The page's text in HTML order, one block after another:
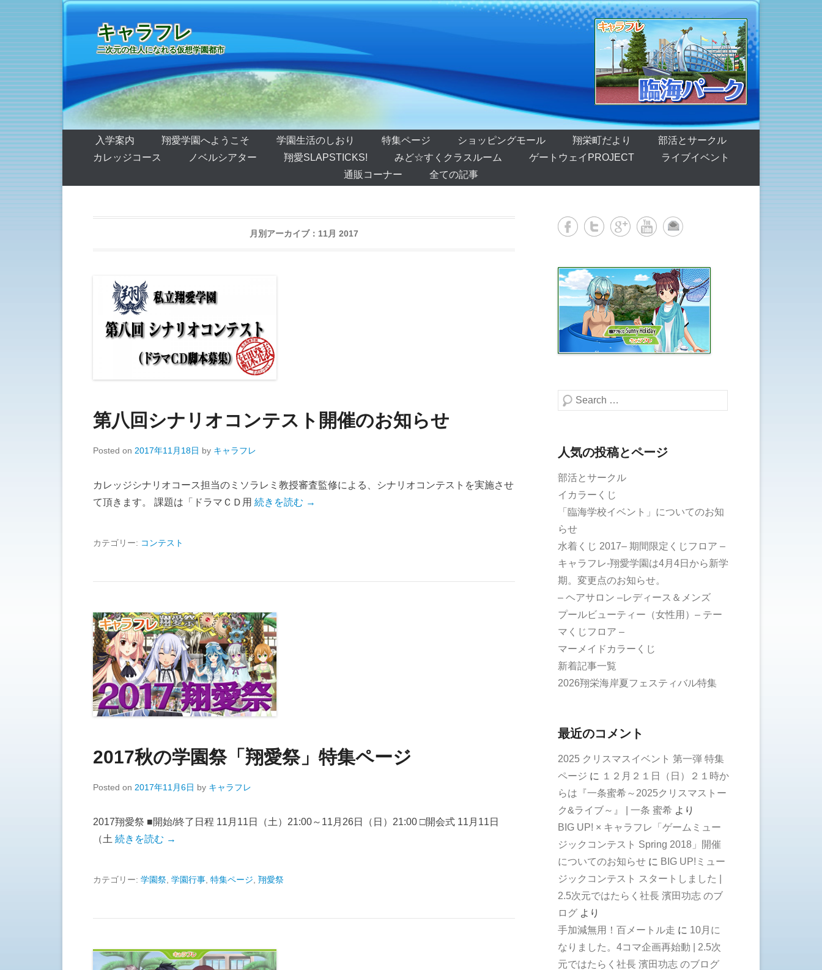
キャラフレ
二次元の住人になれる仮想学園都市
第1メニュー
コンテンツへ移動
入学案内 翔愛学園へようこそ 学園生活のしおり 特集ページ ショッピングモール 翔栄町だより
部活とサークル
カレッジコース
ノベルシアター 翔愛SLAPSTICKS! みど☆すくクラスルーム ゲートウェイPROJECT
ライブイベント
通販コーナー
全ての記事
月別アーカイブ： 11月 2017
第八回シナリオコンテスト開催のお知らせ
Posted on 2017年11月18日 by キャラフレ
カレッジシナリオコース担当のミソラレミ教授審査監修による、シナリオコンテストを実施させ
て頂きます。 課題は「ドラマＣＤ用 続きを読む →
カテゴリー: コンテスト
2017秋の学園祭「翔愛祭」特集ページ
Posted on 2017年11月6日 by キャラフレ
2017翔愛祭 ■開始/終了日程 11月11日（土）21:00～11月26日（日）21:00 □開会式 11月11日
（土 続きを読む →
カテゴリー: 学園祭 学園行事 特集ページ 翔愛祭
検索する
人気の投稿とページ
部活とサークル
イカラーくじ
「臨海学校イベント」についてのお知
らせ
水着くじ 2017– 期間限定くじフロア –
キャラフレ-翔愛学園は4月4日から新学
期。変更点のお知らせ。
– ヘアサロン –レディース＆メンズ
プールビューティー（女性用）– テー
マくじフロア –
マーメイドカラーくじ
新着記事一覧
2026翔栄海岸夏フェスティバル特集
最近のコメント
2025 クリスマスイベント 第一弾 特集
ページ に １２月２１日（日）２１時か
らは『一条蜜希～2025クリスマストー
ク&ライブ～』 | 一条 蜜希 より
BIG UP! × キャラフレ「ゲームミュー
ジックコンテスト Spring 2018」開催
についてのお知らせ に BIG UP!ミュー
ジックコンテスト スタートしました |
2.5次元ではたらく社長 濱田功志 のブ
ログ より
手加減無用！百メートル走 に 10月に
なりました。4コマ企画再始動 | 2.5次
元ではたらく社長 濱田功志 のブログ